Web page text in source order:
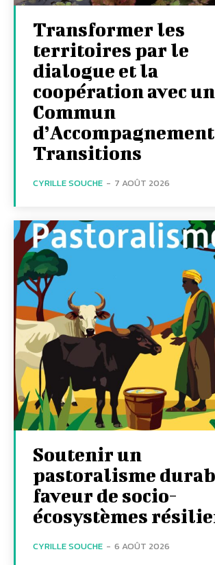
Transformer les
territoires par le
dialogue et la
coopération avec un
Commun
Transitions
CYRILLE SOUCHE - 7 AOÛT 2026
Soutenir un
pastoralisme
faveur de socio-
écosystèmes
CYRILLE SOUCHE - 6 AOÛT 2026